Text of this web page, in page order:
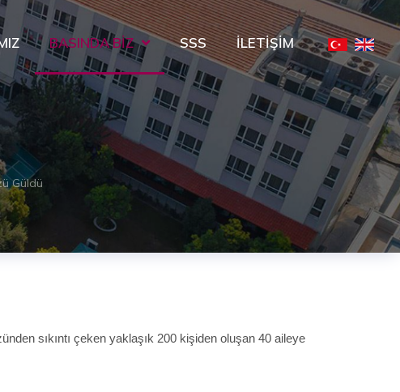
BASINDA BIZ SSS İLETIŞIM
Güldü
sıkıntı çeken yaklaşık 200 kişiden oluşan 40 aileye